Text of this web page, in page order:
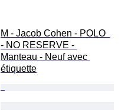
M - Jacob Cohen - POLO
- NO RESERVE -
Manteau - Neuf avec
étiquette